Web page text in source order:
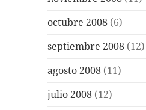
octubre 2008 (6)
septiembre 2008 (12)
agosto 2008 (11)
julio 2008 (12)